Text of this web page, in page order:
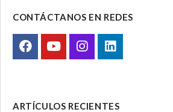
CONTÁCTANOS EN REDES
ARTÍCULOS RECIENTES